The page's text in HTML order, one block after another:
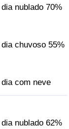
nublado 70%
chuvoso 55%
com neve
nublado 62%